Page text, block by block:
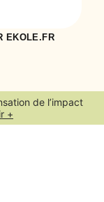
EKOLE.FR
de l’impact
+